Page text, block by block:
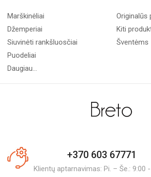
Marškinėliai
Džemperiai
Siuvinėti rankšluosčiai
Puodeliai
Daugiau...
Originalūs
Kiti
Šventėms
+370 603 67771
Klientų aptarnavimas: Pi. – Še.: 9:00